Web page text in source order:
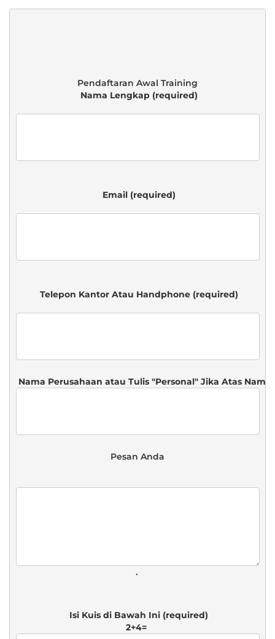
Nama Lengkap (required)
Email (required)
Telepon Kantor Atau Handphone (required)
Pesan Anda
.
2+4=